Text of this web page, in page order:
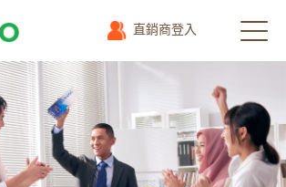
直銷商登入
選
單